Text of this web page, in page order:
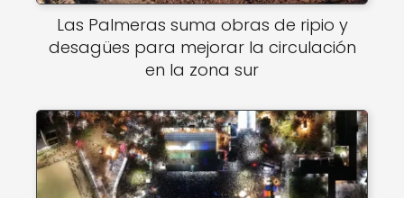
Las Palmeras suma obras de ripio y
desagües para mejorar la circulación
en la zona sur